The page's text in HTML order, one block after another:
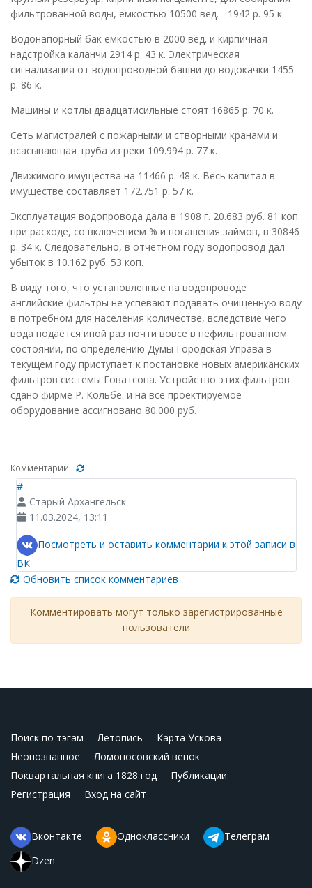
фильтрованной воды, емкостью 10500 вед. - 1942 р. 95 к.
Водонапорный бак емкостью в 2000 вед. и кирпичная
надстройка каланчи 2914 р. 43 к. Электрическая
сигнализация от водопроводной башни до водокачки 1455
р. 86 к.
Машины и котлы двадцатисильные стоят 16865 р. 70 к.
Сеть магистралей с пожарными и створными кранами и
всасывающая труба из реки 109.994 р. 77 к.
Движимого имущества на 11466 р. 48 к. Весь капитал в
имуществе составляет 172.751 р. 57 к.
Эксплуатация водопровода дала в 1908 г. 20.683 руб. 81 коп.
при расходе, со включением % и погашения займов, в 30846
р. 34 к. Следовательно, в отчетном году водопровод дал
убыток в 10.162 руб. 53 коп.
В виду того, что установленные на водопроводе
английские фильтры не успевают подавать очищенную воду
в потребном для населения количестве, вследствие чего
вода подается иной раз почти вовсе в нефильтрованном
состоянии, по определению Думы Городская Управа в
текущем году приступает к постановке новых американских
фильтров системы Говатсона. Устройство этих фильтров
сдано фирме Р. Кольбе. и на все проектируемое
оборудование ассигновано 80.000 руб.
Комментарии
#
Старый Архангельск
11.03.2024, 13:11
Посмотреть и оставить комментарии к этой записи в
ВК
Обновить список комментариев
Комментировать могут только зарегистрированные
пользователи
Поиск по тэгам Летопись
Карта Ускова
Неопознанное
Ломоносовский венок
Поквартальная книга 1828 год
Публикации.
Регистрация
Вход на сайт
Вконтакте Одноклассники
Телеграм
Dzen